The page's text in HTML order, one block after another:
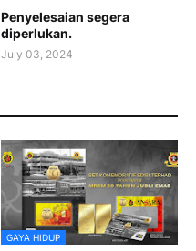
Penyelesaian segera
diperlukan.
July 03, 2024
GAYA HIDUP